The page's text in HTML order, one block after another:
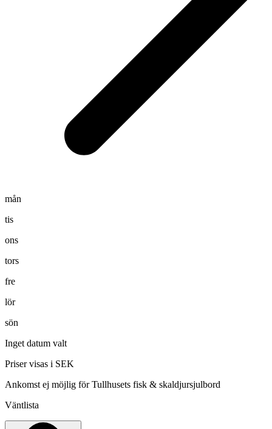
mån
tis
ons
tors
fre
lör
sön
Inget datum valt
Priser visas i SEK
Ankomst ej möjlig för Tullhusets fisk & skaldjursjulbord
Väntlista